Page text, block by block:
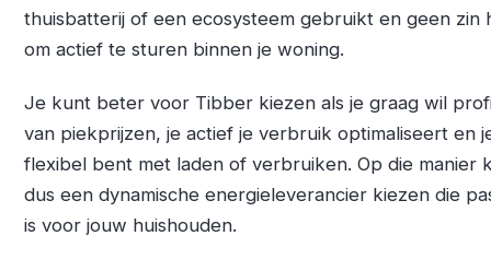
thuisbatterij of een ecosysteem gebruikt en geen zin
om actief te sturen binnen je woning.
Je kunt beter voor Tibber kiezen als je graag wil
van piekprijzen, je actief je verbruik optimaliseert en
flexibel bent met laden of verbruiken. Op die manier
dus een dynamische energieleverancier kiezen die
is voor jouw huishouden.